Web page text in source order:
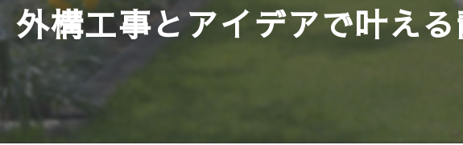
外構工事とアイデアで叶え